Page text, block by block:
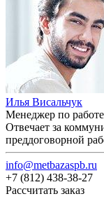
Илья Висальчук
Менеджер по
Отвечает за
преддоговорной
info@metbazaspb.ru
+7 (812) 438-38-27
Рассчитать заказ